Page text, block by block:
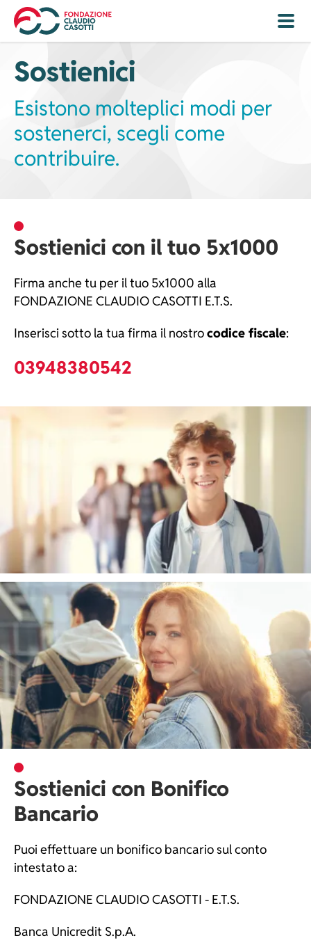
contenuto
principale
mobile
Sostienici
Esistono molteplici modi per
sostenerci, scegli come
contribuire.
Sostienici con il tuo 5x1000
Firma anche tu per il tuo 5x1000 alla
FONDAZIONE CLAUDIO CASOTTI E.T.S.
Inserisci sotto la tua firma il nostrocodice fiscale:
03948380542
Sostienici con Bonifico
Bancario
Puoi effettuare un bonifico bancario sul conto
intestato a:
FONDAZIONE CLAUDIO CASOTTI - E.T.S.
Banca Unicredit S.p.A.